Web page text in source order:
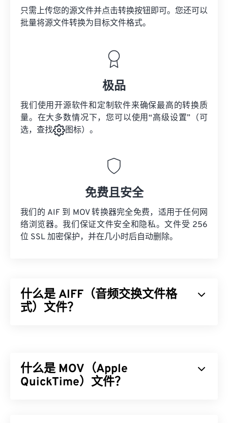
只需上传您的源文件并点击转换按钮即可。您还可以
批量将源文件转换为目标文件格式。
极品
我们使用开源软件和定制软件来确保最高的转换质
量。在大多数情况下，您可以使用“高级设置”（可
选，查找
图标）。
免费且安全
我们的 AIF 到 MOV 转换器完全免费，适用于任何网
络浏览器。我们保证文件安全和隐私。文件受 256
位 SSL 加密保护，并在几小时后自动删除。
什么是 AIFF（音频交换文件格
式）文件？
味着原始音频的质量和数据不会丢失，但这也意味着
AIFF 文件占用更多空间。AIFF 可以定位
什么是 MOV（Apple
QuickTime）文件？